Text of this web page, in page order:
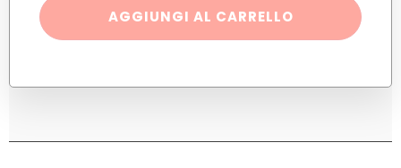
Promo
2
certificazioni
AGGIUNGI AL CARRELLO